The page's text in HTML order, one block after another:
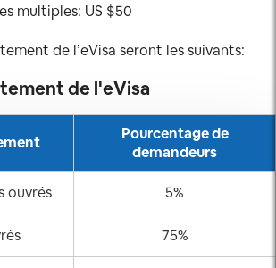
multiples: US $50
de l’eVisa seront les suivants:
de l'eVisa
Pourcentage de
demandeurs
ouvrés 5%
75%